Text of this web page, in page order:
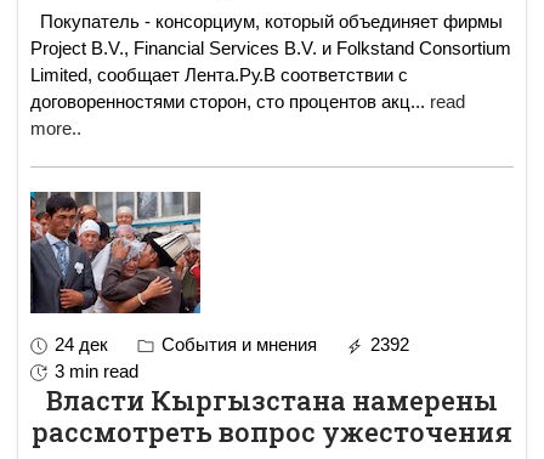
Покупатель - консорциум, который объединяет фирмы
Project B.V., Financial Services B.V. и Folkstand Consortium
Limited, сообщает Лента.Ру.В соответствии с
договоренностями сторон, сто процентов акц... read
more..
24 дек События и мнения
2392
3 min read
Власти Кыргызстана намерены
рассмотреть вопрос ужесточения